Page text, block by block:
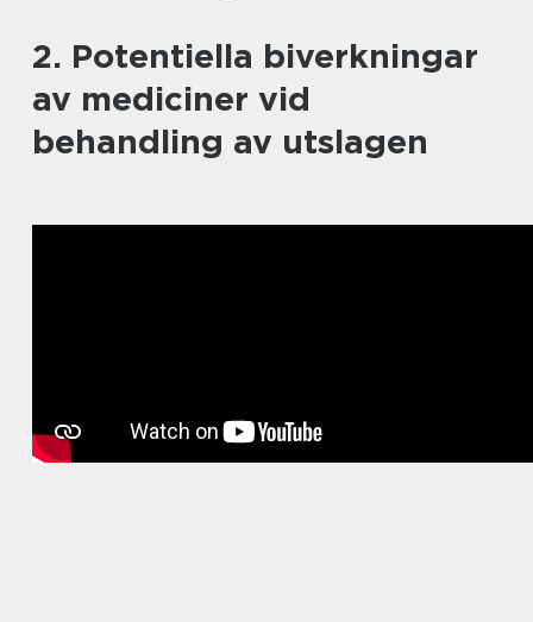
2. Potentiella biverkningar
av mediciner vid
behandling av utslagen